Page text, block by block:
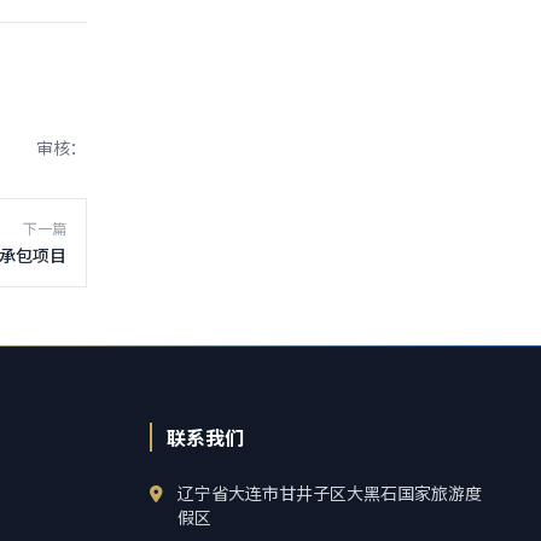
审核：
下一篇
包项目
联系我们
辽宁省大连市甘井子区大黑石国家旅游度
假区